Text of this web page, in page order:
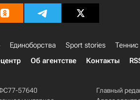
Единоборства Sport stories Теннис
Об агентстве Контакты
57640
Главный